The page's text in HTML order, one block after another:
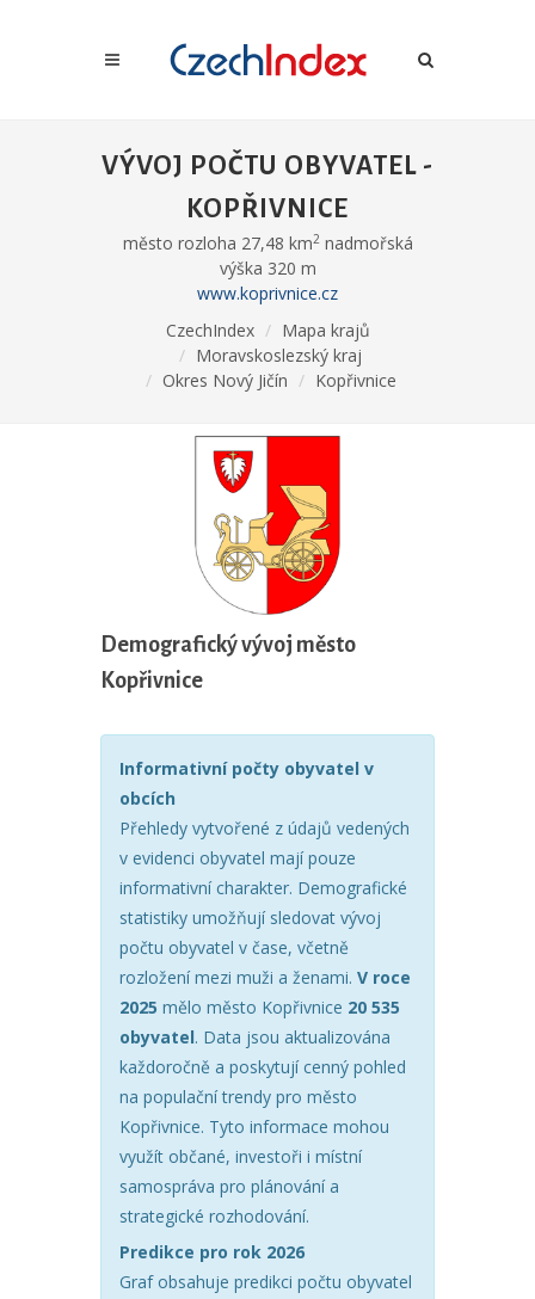
VÝVOJ POČTU OBYVATEL -
KOPŘIVNICE
město rozloha 27,48 km2nadmořská
výška 320 m
www.koprivnice.cz
CzechIndex
Mapa krajů
Moravskoslezský kraj
Okres Nový Jičín
Kopřivnice
Demografický vývoj město
Kopřivnice
Informativní počty obyvatel v
obcích
Přehledy vytvořené z údajů vedených
v evidenci obyvatel mají pouze
informativní charakter. Demografické
statistiky umožňují sledovat vývoj
počtu obyvatel v čase, včetně
rozložení mezi muži a ženami. V roce
2025 mělo město Kopřivnice 20 535
obyvatel. Data jsou aktualizována
každoročně a poskytují cenný pohled
na populační trendy pro město
Kopřivnice. Tyto informace mohou
využít občané, investoři i místní
samospráva pro plánování a
strategické rozhodování.
Predikce pro rok 2026
Graf obsahuje predikci počtu obyvatel